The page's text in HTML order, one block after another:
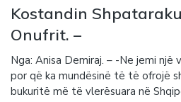
Kostandin
Onufrit. –
Nga: Anisa Demiraj. – -Ne jemi një
por që ka mundësinë të të ofrojë
bukuritë më të vlerësuara në